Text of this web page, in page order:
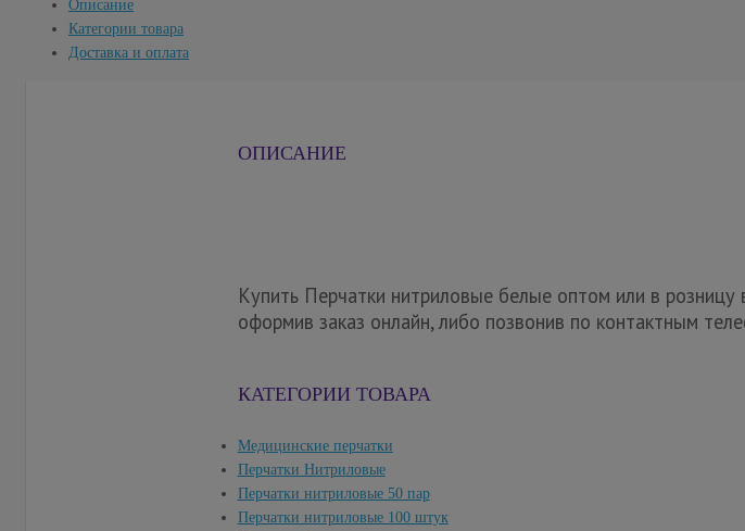
Описание
Категории товара
Доставка и оплата
ОПИСАНИЕ
Купить Перчатки нитриловые белые оптом или в
оформив заказ онлайн, либо позвонив по контактным
КАТЕГОРИИ ТОВАРА
Медицинские перчатки
Перчатки Нитриловые
Перчатки нитриловые 50 пар
Перчатки нитриловые 100 штук